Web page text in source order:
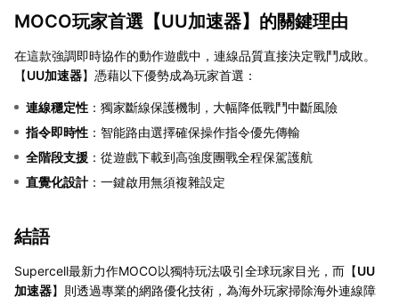
MOCO玩家首選【UU加速器】的關鍵理由
在這款強調即時協作的動作遊戲中，連線品質直接決定戰鬥成敗。
【UU加速器】憑藉以下優勢成為玩家首選：
連線穩定性 ：獨家斷線保護機制，大幅降低戰鬥中斷風險
指令即時性 ：智能路由選擇確保操作指令優先傳輸
全階段支援 ：從遊戲下載到高強度團戰全程保駕護航
直覺化設計：一鍵啟用無須複雜設定
結語
Supercell最新力作MOCO以獨特玩法吸引全球玩家目光，而【UU
加速器】則透過專業的網路優化技術，為海外玩家掃除海外連線障